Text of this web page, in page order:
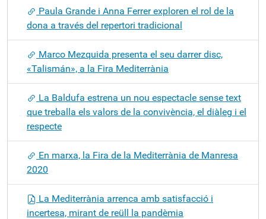
Paula Grande i Anna Ferrer exploren el rol de la
dona a través del repertori tradicional
Marco Mezquida presenta el seu darrer disc,
«Talismán», a la Fira Mediterrània
La Baldufa estrena un nou espectacle sense text
que treballa els valors de la convivència, el diàleg i el
respecte
En marxa, la Fira de la Mediterrània de Manresa
2020
La Mediterrània arrenca amb satisfacció i
incertesa, mirant de reüll la pandèmia